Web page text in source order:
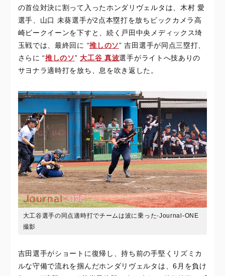
の首位対決に割って入ったホンダリヴェルタは、木村 愛
選手、山口 未葵選手が2点本塁打を放ちビックカメラ高
崎ビークイーンを下すと、続く戸田中央メディックス埼
玉戦では、最終回に “推しのソ” 吉田選手が同点三塁打、
さらに “推しのソ” 大工谷 真波選手がライトへ技ありの
サヨナラ適時打を放ち、息を吹き返した。
大工谷選手の同点適時打でチームは波に乗った-Journal-ONE
撮影
吉田選手がショートに復帰し、持ち前の手堅くリズミカ
ルな守備で流れを掴んだホンダリヴェルタは、6月を負け